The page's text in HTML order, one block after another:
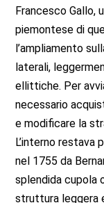
Francesco Gallo,
piemontese di
l’ampliamento
laterali,
ellittiche. Per
necessario
e modificare la
L’interno
nel 1755 da
splendida cupola
struttura leggera